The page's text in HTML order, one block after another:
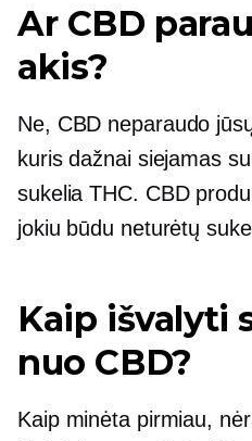
Ar CBD
akis?
Ne, CBD neparaudo
kuris dažnai siejamas
sukelia THC. CBD
jokiu būdu neturėtų
Kaip išvalyti
nuo CBD?
Kaip minėta pirmiau,